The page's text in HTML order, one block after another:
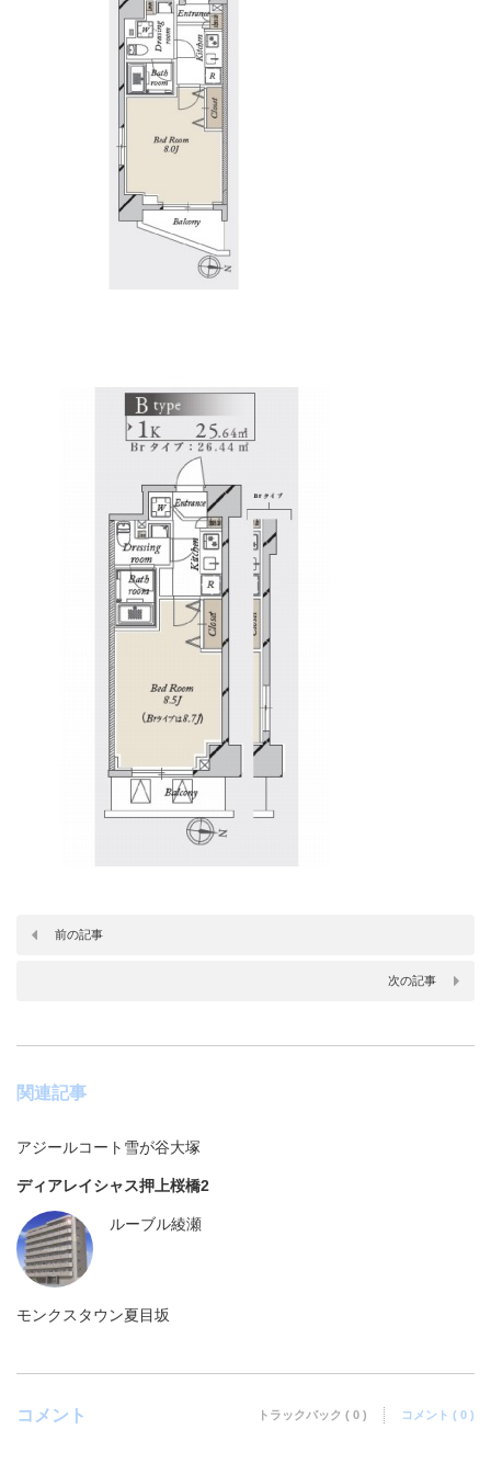
前の記事
次の記事
関連記事
アジールコート雪が谷大塚
ディアレイシャス押上桜橋2
ルーブル綾瀬
モンクスタウン夏目坂
コメント トラックバック ( 0 ) コメント ( 0 )